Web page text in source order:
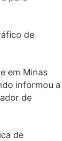
de
em Minas
informou a
de
de